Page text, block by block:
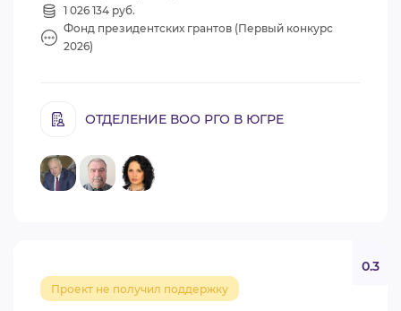
1 026 134 руб.
Фонд президентских грантов (Первый конкурс
2026)
ОТДЕЛЕНИЕ ВОО РГО В ЮГРЕ
Проект не получил поддержку
0.3